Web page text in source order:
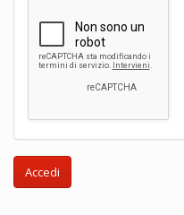
Accedi